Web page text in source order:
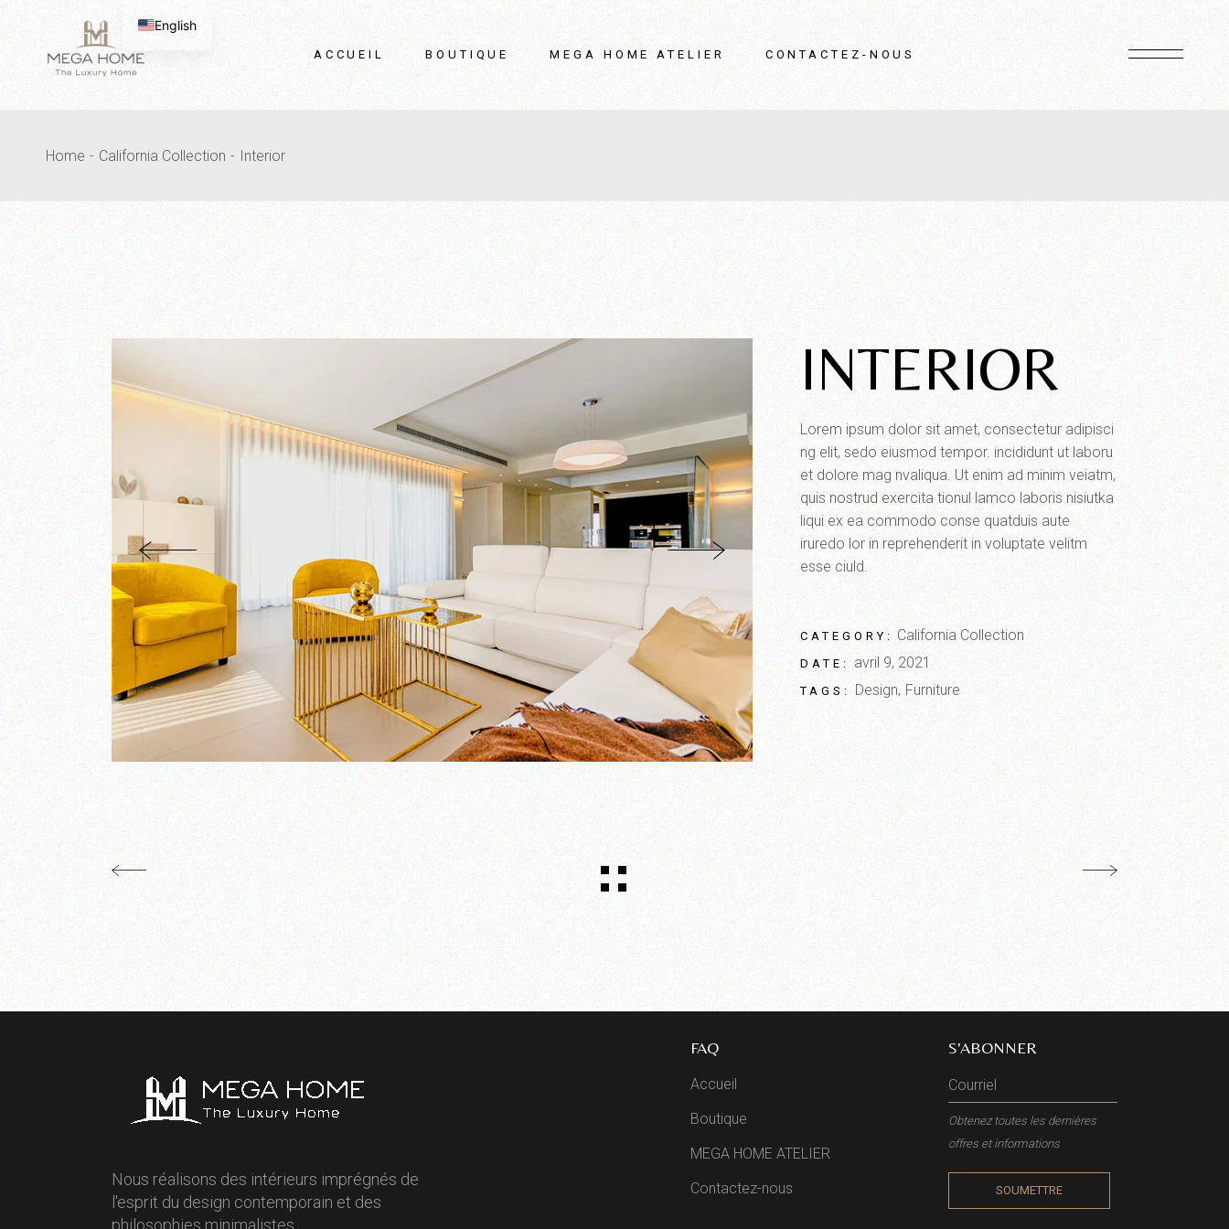
contenu
ACCUEIL BOUTIQUE MEGA HOME ATELIER CONTACTEZ-NOUS
Home California Collection Interior
INTERIOR
Lorem ipsum dolor sit amet, consectetur adipisci
ng elit, sedo eiusmod tempor. incididunt ut laboru
et dolore mag nvaliqua. Ut enim ad minim veiatm,
quis nostrud exercita tionul lamco laboris nisiutka
liqui ex ea commodo conse quatduis aute
iruredo lor in reprehenderit in voluptate velitm
esse ciuld.
CATEGORY: California Collection
DATE: avril 9, 2021
TAGS: Design Furniture
Nous réalisons des intérieurs imprégnés de
l'esprit du design contemporain et des
FAQ
Accueil
Boutique
MEGA HOME ATELIER
Contactez-nous
S'ABONNER
Obtenez toutes les dernières
offres et informations
SOUMETTRE
English